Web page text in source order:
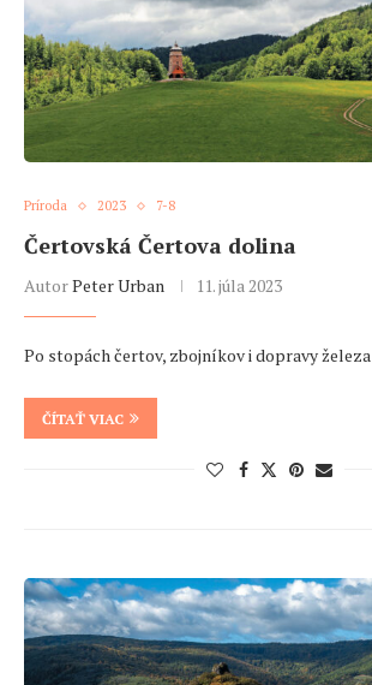
Príroda 2023 7-8
Čertovská Čertova dolina
AutorPeter Urban 11. júla 2023
Po stopách čertov, zbojníkov i dopravy železa
ČÍTAŤ VIAC